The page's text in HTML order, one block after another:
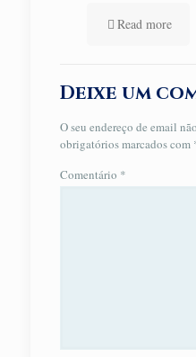
Read more
Deixe um
O seu endereço de email
obrigatórios marcados com
Comentário *